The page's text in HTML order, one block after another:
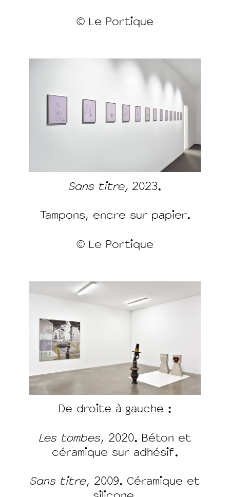
© Le Portique
Sans titre, 2023.
Tampons, encre sur papier.
© Le Portique
De droite à gauche :
Les tombes, 2020. Béton et
céramique sur adhésif.
Sans titre, 2009. Céramique et